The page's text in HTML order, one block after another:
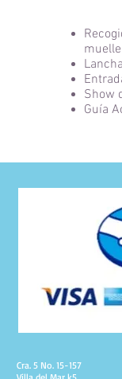
muelle
Show
Guía
Cra. 5 No. 15-157